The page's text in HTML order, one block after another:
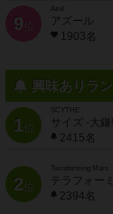
9 位
Azul
アズール
1903名
興味ありラ
1位
SCYTHE
サイズ -大
2415名
2位
Terraforming Mars
テラフォー
2394名